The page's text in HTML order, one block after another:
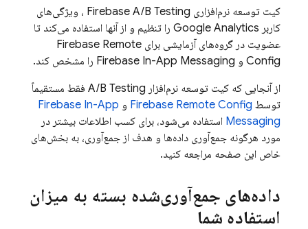
کیت توسعه نرم‌افزاری Firebase A/B Testing ، ویژگی‌های
کاربر Google Analytics را تنظیم و از آنها استفاده می‌کند تا
عضویت در گروه‌های آزمایشی برای Firebase Remote
Config و Firebase In-App Messaging را مشخص کند.
از آنجایی که کیت توسعه نرم‌افزار A/B Testing فقط مستقیماً
توسط Firebase Remote Config و Firebase In-App
Messaging استفاده می‌شود، برای کسب اطلاعات بیشتر در
مورد هرگونه جمع‌آوری داده‌ها و هدف از جمع‌آوری، به بخش‌های
خاص این صفحه مراجعه کنید.
داده‌های جمع‌آوری‌شده بسته به میزان
استفاده شما